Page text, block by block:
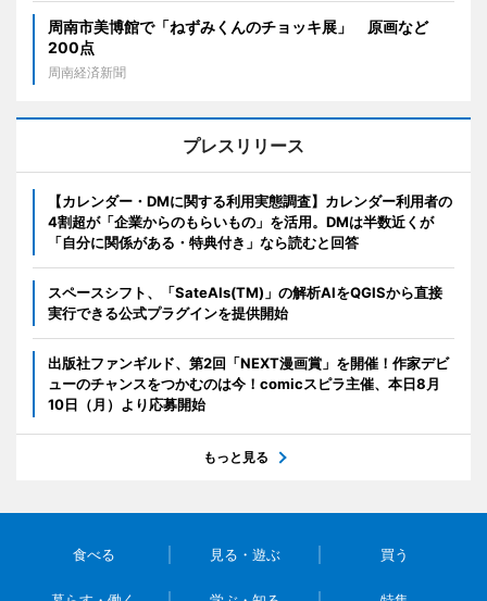
周南市美博館で「ねずみくんのチョッキ展」 原画など
200点
周南経済新聞
プレスリリース
【カレンダー・DMに関する利用実態調査】カレンダー利用者の
4割超が「企業からのもらいもの」を活用。DMは半数近くが
「自分に関係がある・特典付き」なら読むと回答
スペースシフト、「SateAIs(TM)」の解析AIをQGISから直接
実行できる公式プラグインを提供開始
出版社ファンギルド、第2回「NEXT漫画賞」を開催！作家デビ
ューのチャンスをつかむのは今！comicスピラ主催、本日8月
10日（月）より応募開始
もっと見る
食べる 見る・遊ぶ 買う